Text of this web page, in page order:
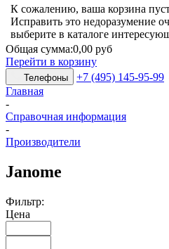
К сожалению, ваша корзина
Исправить это недоразумение
выберите в каталоге
Общая сумма:0,00 руб
Перейти в корзину
Телефоны
+7 (495) 145-95-99
Главная
-
Справочная информация
-
Производители
Janome
Фильтр:
Цена